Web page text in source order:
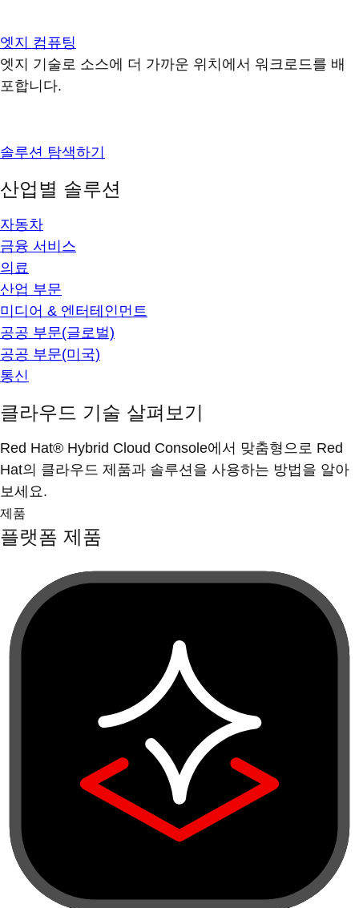
엣지 컴퓨팅
엣지 기술로 소스에 더 가까운 위치에서 워크로드를 배
포합니다.
솔루션 탐색하기
산업별 솔루션
자동차
금융 서비스
의료
산업 부문
미디어 & 엔터테인먼트
공공 부문(글로벌)
공공 부문(미국)
통신
클라우드 기술 살펴보기
Red Hat® Hybrid Cloud Console에서 맞춤형으로 Red
Hat의 클라우드 제품과 솔루션을 사용하는 방법을 알아
보세요.
제품
플랫폼 제품